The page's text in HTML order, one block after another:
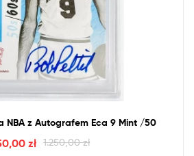
NBA zAutografem Eca 9 Mint /50
1.250,00zł
zł